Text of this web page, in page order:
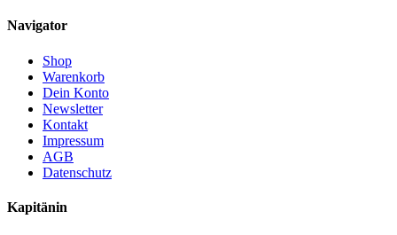
Navigator
Shop
Warenkorb
Dein Konto
Newsletter
Kontakt
Impressum
AGB
Datenschutz
Kapitänin